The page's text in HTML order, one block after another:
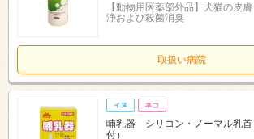
【動物用医薬部外品】犬猫の皮
浄および殺菌消臭
取扱い病院
哺乳器 シリコン・ノーマル乳首
付）